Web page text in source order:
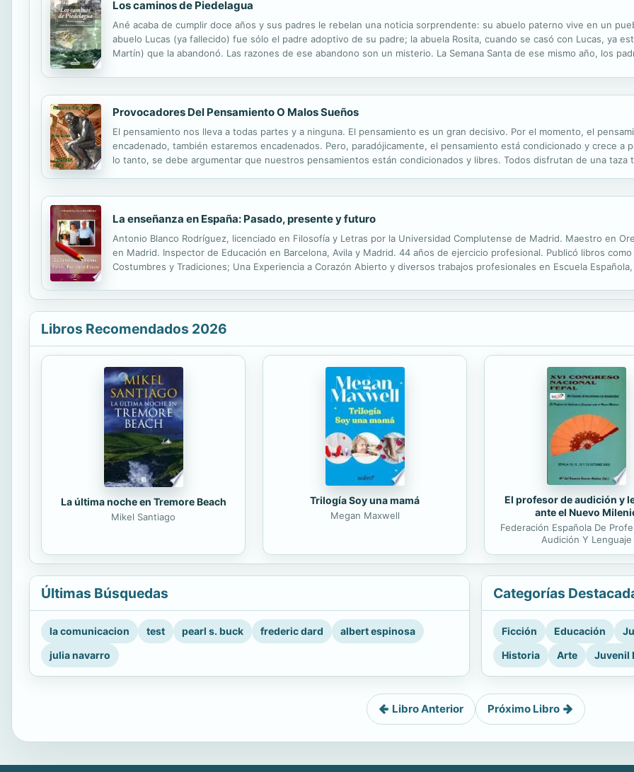
Los caminos de Piedelagua
Ané acaba de cumplir doce años y sus padres le rebelan una noticia sorprendente: su abuelo paterno vive en un
abuelo Lucas (ya fallecido) fue sólo el padre adoptivo de su padre; la abuela Rosita, cuando se casó con Lucas, ya
Martín) que la abandonó. Las razones de ese abandono son un misterio. La Semana Santa de ese mismo año, los
Provocadores Del Pensamiento O Malos Sueños
El pensamiento nos lleva a todas partes y a ninguna. El pensamiento es un gran decisivo. Por el momento, el
encadenado, también estaremos encadenados. Pero, paradójicamente, el pensamiento está condicionado y crece a
lo tanto, se debe argumentar que nuestros pensamientos están condicionados y libres. Todos disfrutan de una taza
La enseñanza en España: Pasado, presente y futuro
Antonio Blanco Rodríguez, licenciado en Filosofía y Letras por la Universidad Complutense de Madrid. Maestro en
en Madrid. Inspector de Educación en Barcelona, Avila y Madrid. 44 años de ejercicio profesional. Publicó libros
Costumbres y Tradiciones; Una Experiencia a Corazón Abierto y diversos trabajos profesionales en Escuela
Libros Recomendados 2026
La última noche en Tremore Beach
Mikel Santiago
Trilogía Soy una mamá
Megan Maxwell
El profesor de audición y
ante el Nuevo
Federación Española De
Audición Y Lenguaje
Últimas Búsquedas
la comunicacion test pearl s. buck frederic dard
albert espinosa
julia navarro
Categorías
Ficción Educación
Historia
Arte Juvenil
Libro Anterior Próximo Libro